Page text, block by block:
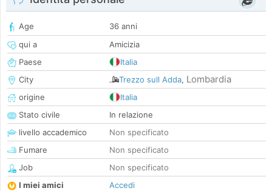
Age
36 anni
qui a
Amicizia
Paese
Italia
City
Trezzo sull Adda, Lombardia
origine
Italia
Stato civile
In relazione
livello accademico
Non specificato
Fumare
Non specificato
Job
Non specificato
I miei amici
Accedi